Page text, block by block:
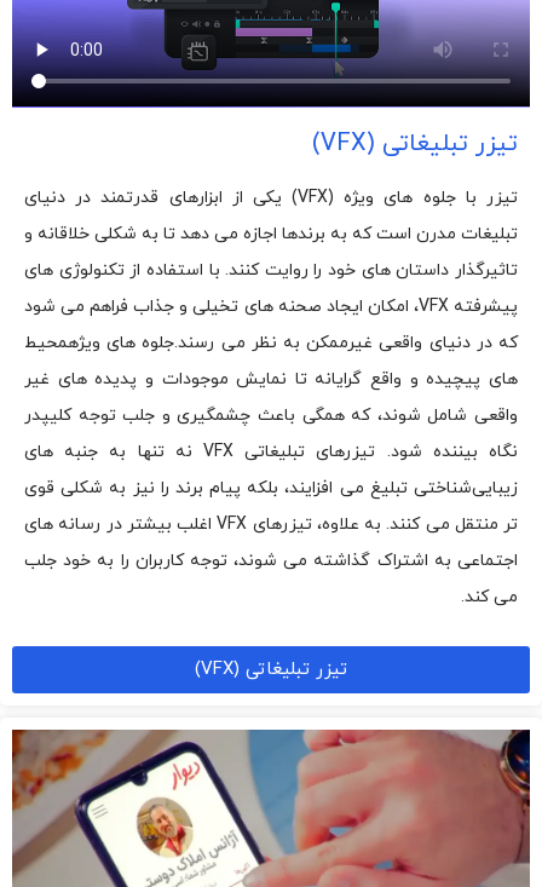
تیزر تبلیغاتی (VFX)
تیزر با جلوه‌ های ویژه (VFX) یکی از ابزارهای قدرتمند در دنیای
تبلیغات مدرن است که به برندها اجازه می‌ دهد تا به شکلی خلاقانه و
تاثیرگذار داستان‌ های خود را روایت کنند. با استفاده از تکنولوژی‌ های
پیشرفته VFX، امکان ایجاد صحنه‌ های تخیلی و جذاب فراهم می‌ شود
که در دنیای واقعی غیرممکن به نظر می‌ رسند.جلوه‌ های ویژهمحیط‌
های پیچیده و واقع‌ گرایانه تا نمایش موجودات و پدیده‌ های غیر
واقعی شامل شوند، که همگی باعث چشمگیری و جلب توجه کلیپدر
نگاه بیننده شود. تیزرهای تبلیغاتی VFX نه تنها به جنبه‌ های
زیبایی‌شناختی تبلیغ می‌ افزایند، بلکه پیام برند را نیز به شکلی قوی‌
تر منتقل می‌ کنند. به علاوه، تیزرهای VFX اغلب بیشتر در رسانه‌ های
اجتماعی به اشتراک گذاشته می‌ شوند، توجه کاربران را به خود جلب
می‌ کند.
تیزر تبلیغاتی (VFX)